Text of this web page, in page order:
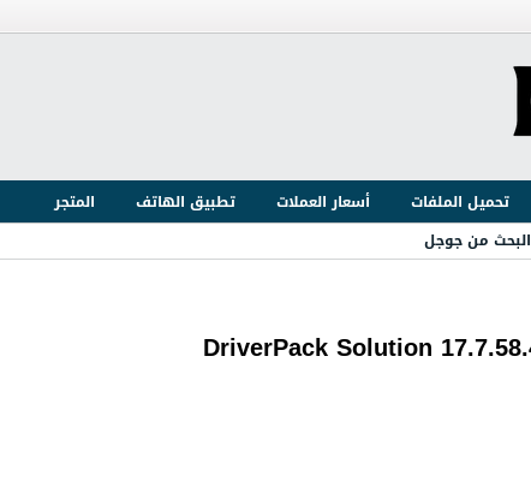
تحميل الملفات أسعار العملات تطبيق الهاتف
المتجر
البحث من جوجل